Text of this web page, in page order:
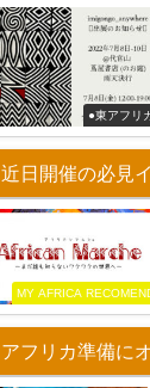
●東アフリ
近日開催の必見
MY AFRICA
アフリカ準備に